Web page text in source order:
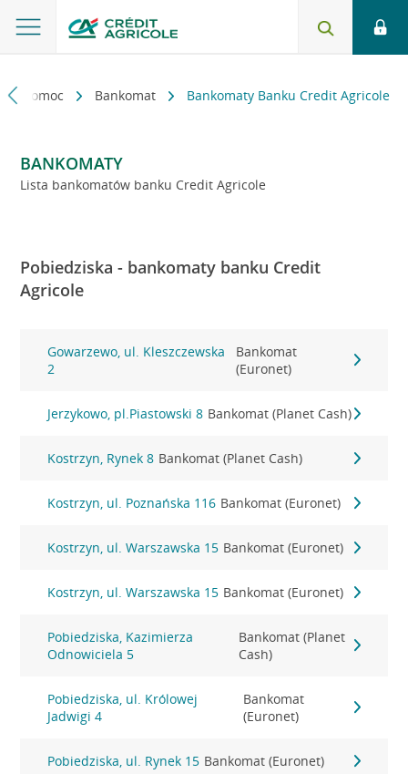
i pomoc Bankomat Bankomaty Banku Credit Agricole
BANKOMATY
Lista bankomatów banku Credit Agricole
Pobiedziska - bankomaty banku Credit
Agricole
Gowarzewo, ul. Kleszczewska
2
Bankomat
(Euronet)
Jerzykowo, pl.Piastowski 8 Bankomat (Planet Cash)
Kostrzyn, Rynek 8 Bankomat (Planet Cash)
Kostrzyn, ul. Poznańska 116 Bankomat (Euronet)
Kostrzyn, ul. Warszawska 15 Bankomat (Euronet)
Kostrzyn, ul. Warszawska 15 Bankomat (Euronet)
Pobiedziska, Kazimierza
Odnowiciela 5
Bankomat (Planet
Cash)
Pobiedziska, ul. Królowej
Jadwigi 4
Bankomat
(Euronet)
Pobiedziska, ul. Rynek 15 Bankomat (Euronet)